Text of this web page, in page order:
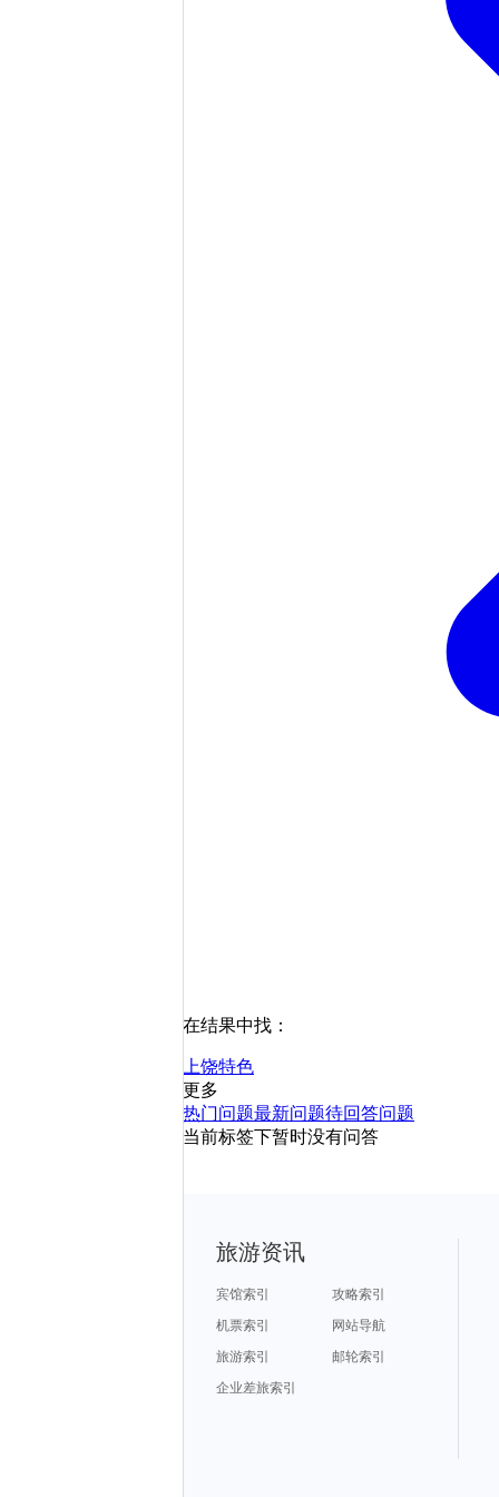
在结果中找：
上饶特色
更多
热门问题最新问题待回答问题
当前标签下暂时没有问答
旅游资讯
宾馆索引
攻略索引
机票索引
网站导航
旅游索引
邮轮索引
企业差旅索引